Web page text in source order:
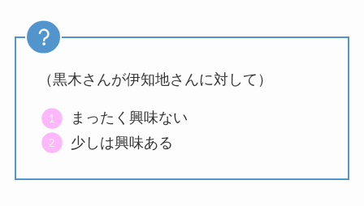
（黒木さんが伊知地さんに対して）
まったく興味ない
少しは興味ある